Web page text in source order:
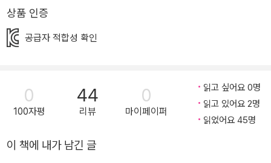
삶을 올바른 방향으로 이끌 수 있는 지침서가 될 수 있는 보석 같은 책
어, 고전 문학을 읽다 보면 조상들의 생활상이나 가치관을 자연스럽
금에 대한 충성심 등 당시 사람들이 중요하게 여겼던 가치관에 대해
서도 배울 수 있을 것이다. 마지막으로, 고전 문학은 국어 교과 과정에
서 빼놓을 수 없는 장르이다. 중·고등학교 이후에 수능, 논술, 내신을
준비하기 위해서도 초등학교 때 다양한 고전을 읽어 두는 것은 큰 도
상품 인증
공급자 적합성 확인
0
100자평
44
리뷰
0
마이페이퍼
읽고 싶어요 0명
읽고 있어요 2명
읽었어요 45명
이 책에 내가 남긴 글